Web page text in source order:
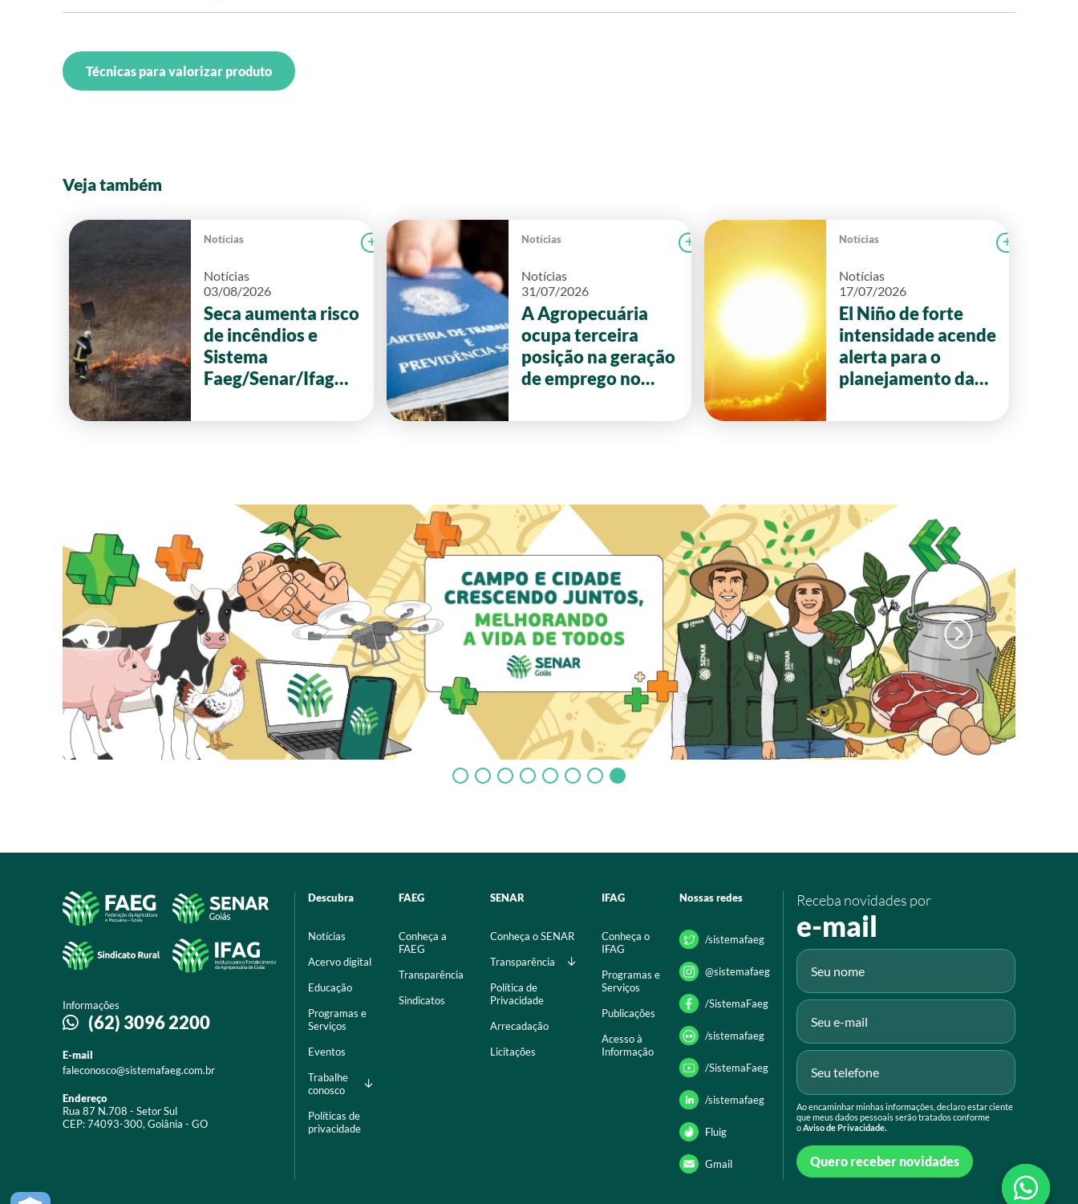
Técnicas para valorizar produto
Veja também
Notícias
Notícias
03/08/2026
Seca aumenta risco
de incêndios e
Sistema
Faeg/Senar/Ifag
Ler notícia CAMPOLAB Notícias
Notícias
31/07/2026
A Agropecuária
ocupa terceira
posição na geração
de emprego no
Notícias
Notícias
17/07/2026
El Niño de forte
intensidade acende
alerta para o
planejamento da
Informações
(62) 3096 2200
E-mail
faleconosco@sistemafaeg.com.br
Endereço
Rua 87 N.708 - Setor Sul
CEP: 74093-300, Goiânia - GO
Descubra
Notícias
Acervo digital
Educação
Programas e
Serviços
Eventos
Trabalhe
conosco
Políticas de
privacidade
FAEG
Conheça a
FAEG
Transparência
Sindicatos
SENAR
Conheça o SENAR
Transparência
Política de
Privacidade
Arrecadação
Licitações
IFAG
Conheça o
IFAG
Programas e
Serviços
Publicações
Acesso à
Informação
Nossas redes
/sistemafaeg
@sistemafaeg
/SistemaFaeg
/sistemafaeg
/SistemaFaeg
/sistemafaeg
Fluig
Gmail
Receba novidades por
e-mail
Ao encaminhar minhas informações, declaro estar ciente
que meus dados pessoais serão tratados conforme
o Aviso de Privacidade.
Quero receber novidades